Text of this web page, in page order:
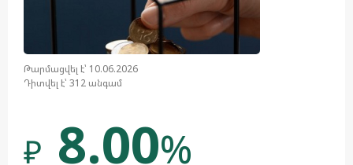
Թարմացվել է՝ 10.06.2026
Դիտվել է՝ 312 անգամ
₽ 8.00%